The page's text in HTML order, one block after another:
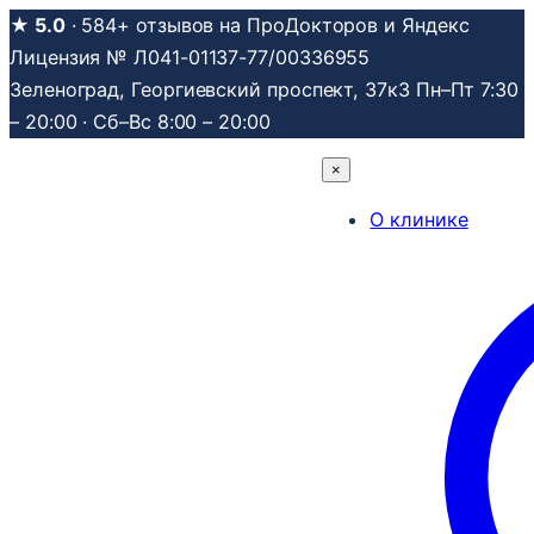
Перейти
к
содержимому
★ 5.0· 584+ отзывов на ПроДокторов и Яндекс
Лицензия № Л041-01137-77/00336955
Зеленоград, Георгиевский проспект, 37к3 Пн–Пт 7:30
– 20:00 · Сб–Вс 8:00 – 20:00
×
О клинике